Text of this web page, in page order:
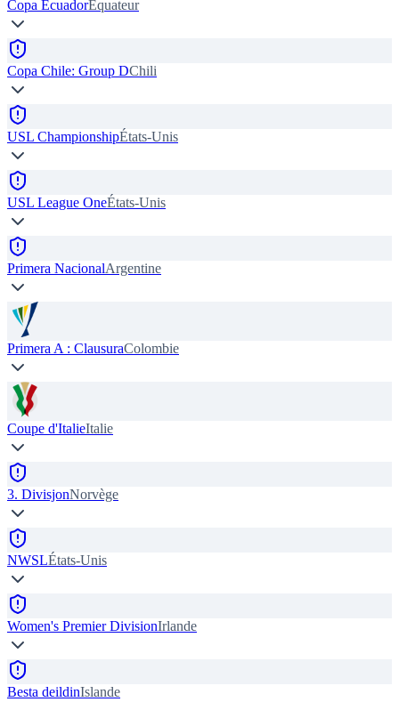
Copa EcuadorÉquateur
Copa Chile: Group DChili
USL ChampionshipÉtats-Unis
USL League OneÉtats-Unis
Primera NacionalArgentine
Primera A : ClausuraColombie
Coupe d'ItalieItalie
3. DivisjonNorvège
NWSLÉtats-Unis
Women's Premier DivisionIrlande
Besta deildinIslande